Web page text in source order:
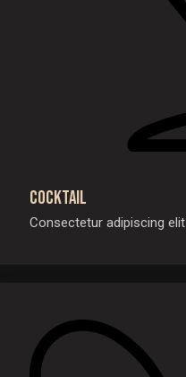
Cocktail
Consectetur adipiscing elit